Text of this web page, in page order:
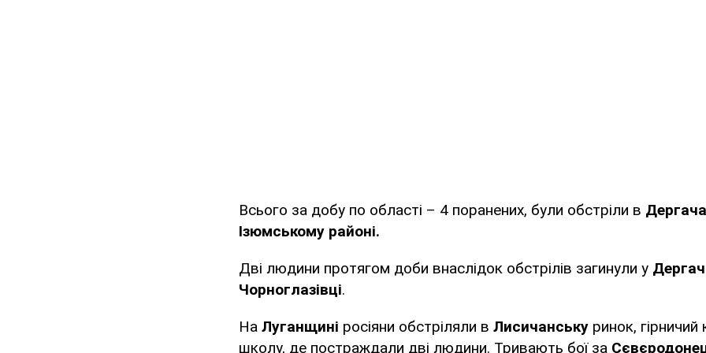
Всього за добу по області – 4 поранених, були обстріли в
Ізюмському районі.
Дві людини протягом доби внаслідок обстрілів загинули у
Чорноглазівці.
На Луганщині росіяни обстріляли в Лисичанську ринок,
школу, де постраждали дві людини. Тривають бої за